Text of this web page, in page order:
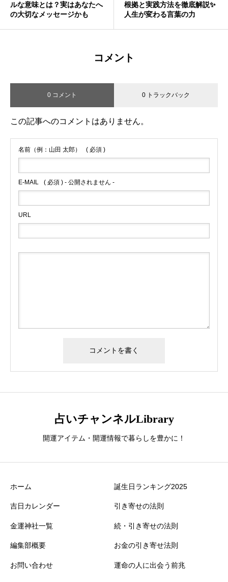
ルな意味とは？実はあなたへ
の大切なメッセージかも
根拠と実践方法を徹底解説✨
人生が変わる言葉の力
コメント
0 コメント 0 トラックバック
この記事へのコメントはありません。
名前（例：山田 太郎） ( 必須 )
E-MAIL ( 必須 ) - 公開されません -
URL
占いチャンネルLibrary
開運アイテム・開運情報で暮らしを豊かに！
ホーム
吉日カレンダー
金運神社一覧
編集部概要
お問い合わせ
誕生日ランキング2025
引き寄せの法則
続・引き寄せの法則
お金の引き寄せ法則
運命の人に出会う前兆